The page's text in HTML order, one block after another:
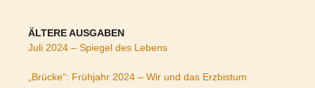
ÄLTERE AUSGABEN
Juli 2024 – Spiegel des Lebens
„Brücke“: Frühjahr 2024 – Wir und das Erzbistum